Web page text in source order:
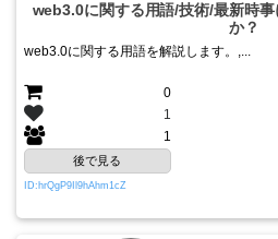
web3.0に関する用語/技術/最新時
か？
web3.0に関する用語を解説します。,...
0
1
1
後で見る
ID:hrQgP9Il9hAhm1cZ